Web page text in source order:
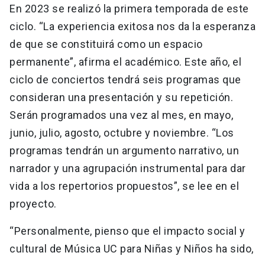
En 2023 se realizó la primera temporada de este
ciclo. “La experiencia exitosa nos da la esperanza
de que se constituirá como un espacio
permanente”, afirma el académico. Este año, el
ciclo de conciertos tendrá seis programas que
consideran una presentación y su repetición.
Serán programados una vez al mes, en mayo,
junio, julio, agosto, octubre y noviembre. “Los
programas tendrán un argumento narrativo, un
narrador y una agrupación instrumental para dar
vida a los repertorios propuestos”, se lee en el
proyecto.
“Personalmente, pienso que el impacto social y
cultural de Música UC para Niñas y Niños ha sido,